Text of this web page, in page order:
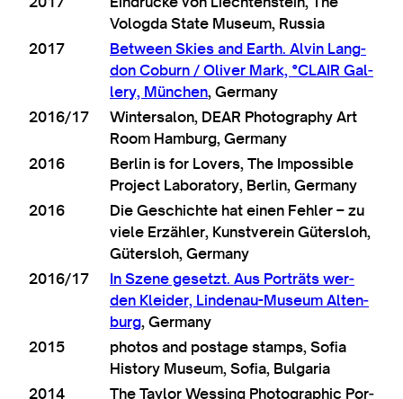
Volo­g­da State Museum, Russia
2017
Between Skies and Earth. Alv­in Lang­
don Coburn / Oliv­er Mark, °CLAIR Gal­
lery, München, Ger­many
2016/17
Win­tersalon, DEAR Pho­to­graphy Art
Room Ham­burg, Germany
2016
Ber­lin is for Lov­ers, The Impossible
Pro­ject Labor­at­ory, Ber­lin, Germany
2016
Die Geschichte hat ein­en Fehler – zu
viele Erzähler, Kun­stver­ein Gütersloh,
Gütersloh, Germany
2016/17
In Szene geset­zt. Aus Porträts wer­
den Kleider, Lindenau-Museum Alten­
burg, Ger­many
2015
pho­tos and post­age stamps, Sofia
His­tory Museum, Sofia, Bulgaria
2014
The Taylor Wess­ing Pho­to­graph­ic Por­